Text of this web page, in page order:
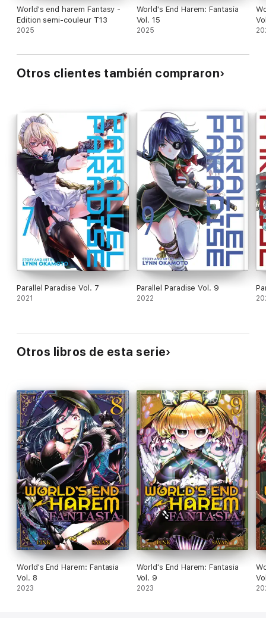
World's end harem Fantasy -
Edition semi-couleur T13
2025
World's End Harem: Fantasia
Vol. 15
2025
Otros clientes también compraron
Parallel Paradise Vol. 7
2021
Parallel Paradise Vol. 9
2022
Otros libros de esta serie
World's End Harem: Fantasia
Vol. 8
2023
World's End Harem: Fantasia
Vol. 9
2023